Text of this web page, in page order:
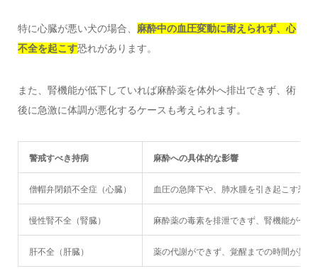
特に心臓が悪い犬の場合、 麻酔中の血圧変動に耐えられず、心
不全を起こす恐れがあります。
また、腎機能が低下していれば麻酔薬を体外へ排出できず、術
後に急激に体調が悪化するケースも考えられます。
警戒すべき持病 麻酔への具体的な影響
僧帽弁閉鎖不全症（心臓） 血圧の急降下や、肺水腫を引き起こす恐れ
慢性腎不全（腎臓） 麻酔薬の毒素を排泄できず、腎機能が一気
肝不全（肝臓） 薬の代謝ができず、覚醒までの時間が異常